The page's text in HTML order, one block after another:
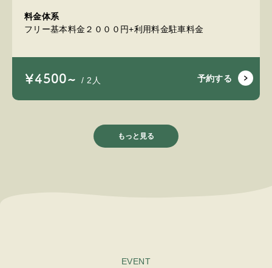
料金体系
フリー基本料金２０００円+利用料金駐車料金
￥4500~ / 2人 予約する
もっと見る
EVENT